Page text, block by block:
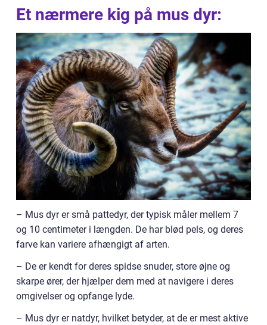
Et nærmere kig på mus dyr:
– Mus dyr er små pattedyr, der typisk måler mellem 7
og 10 centimeter i længden. De har blød pels, og deres
farve kan variere afhængigt af arten.
– De er kendt for deres spidse snuder, store øjne og
skarpe ører, der hjælper dem med at navigere i deres
omgivelser og opfange lyde.
– Mus dyr er natdyr, hvilket betyder, at de er mest aktive